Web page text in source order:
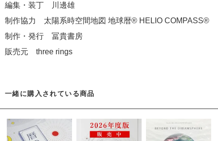
編集・装丁 川邊雄
制作協力 太陽系時空間地図 地球暦® HELIO COMPASS®
制作・発行 冨貴書房
販売元 three rings
一緒に購入されている商品